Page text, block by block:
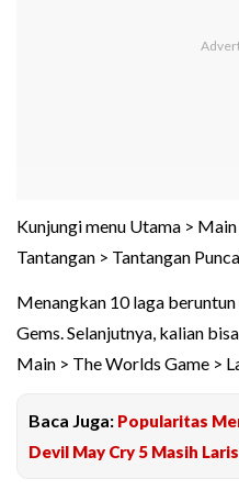
Kunjungi menu Utama >
Tantangan > Tantangan
Menangkan 10 laga
Gems. Selanjutnya, kalian
Main > The Worlds Game >
Baca Juga: Popularitas
Devil May Cry 5 Masih